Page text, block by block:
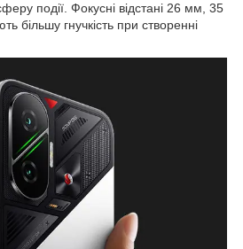
події. Фокусні відстані 26 мм, 35
більшу гнучкість при створенні